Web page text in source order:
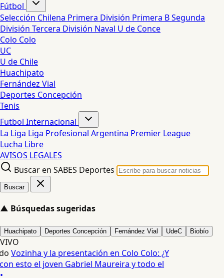
Fútbol
Selección Chilena Primera División Primera BSegunda
División Tercera División Naval U de Conce
Colo Colo
UC
U de Chile
Huachipato
Fernández Vial
Deportes Concepción
Tenis
Futbol Internacional
La Liga Liga Profesional Argentina Premier League
Lucha Libre
AVISOS LEGALES
Buscar en SABES Deportes
Buscar
▲ Búsquedas sugeridas
Huachipato Deportes Concepción Fernández Vial UdeC Biobío
VIVO
Vozinha y la presentación en Colo Colo: ¿Y
esto el joven Gabriel Maureira y todo el